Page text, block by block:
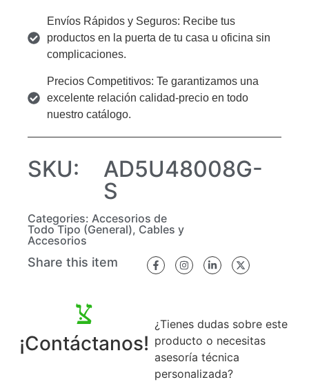
¡Contáctanos!
¿Tienes dudas sobre este
producto o necesitas
asesoría técnica
personalizada?
Envíos Rápidos y Seguros: Recibe tus
productos en la puerta de tu casa u oficina sin
complicaciones.
Precios Competitivos: Te garantizamos una
excelente relación calidad-precio en todo
nuestro catálogo.
SKU:
AD5U48008G-
S
Categories: Accesorios de
Todo Tipo (General), Cables y
Accesorios
Share this item